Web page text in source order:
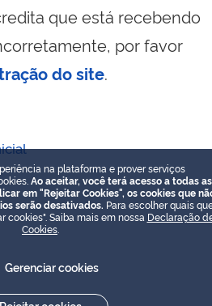
que está recebendo
por favor
do site.
na plataforma e prover serviços
Ao aceitar, você terá acesso a todas as
em "Rejeitar Cookies", os cookies que
serão desativados. Para escolher quais
cookies". Saiba mais em nossa Declaração
Cookies
Gerenciar cookies